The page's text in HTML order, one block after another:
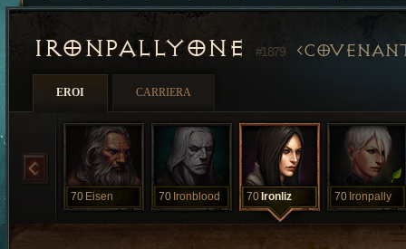
IRONPALLYONE #1879
EROI CARRIERA
70 Eisen 70 Ironblood 70 Ironliz 70 Ironpally